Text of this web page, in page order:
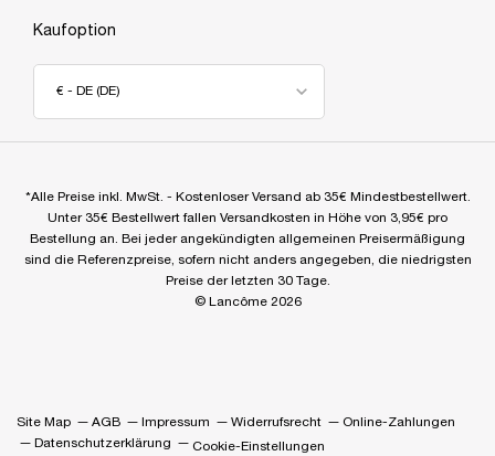
Kaufoption
€ - DE (DE)
*Alle Preise inkl. MwSt. - Kostenloser Versand ab 35€ Mindestbestellwert.
Unter 35€ Bestellwert fallen Versandkosten in Höhe von 3,95€ pro
Bestellung an. Bei jeder angekündigten allgemeinen Preisermäßigung
sind die Referenzpreise, sofern nicht anders angegeben, die niedrigsten
Preise der letzten 30 Tage.
© Lancôme 2026
Site Map AGB Impressum Widerrufsrecht
Online-Zahlungen
Datenschutzerklärung
Cookie-Einstellungen